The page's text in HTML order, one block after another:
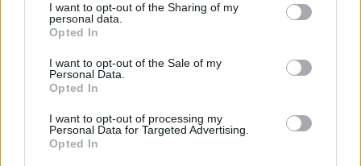
I want to opt-out of the Sharing of my
personal data.
Opted In
I want to opt-out of the Sale of my
Personal Data.
Opted In
I want to opt-out of processing my
Personal Data for Targeted Advertising.
Opted In
Μικροσκοπικό σύστημα λέιζερ ανοίγει τον
δρόμο για πειράματα θεμελιώδους
φυσικής στο διάστημα